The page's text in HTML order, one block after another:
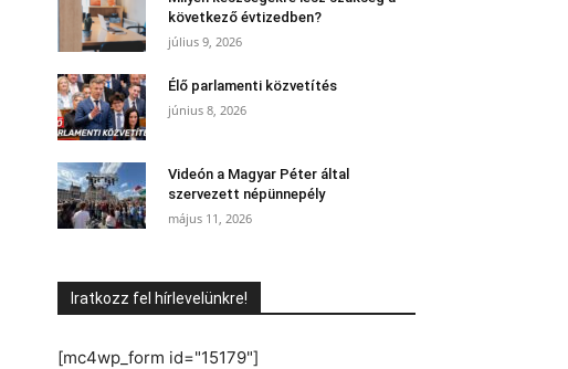
következő évtizedben?
július 9, 2026
Élő parlamenti közvetítés
június 8, 2026
Videón a Magyar Péter által
szervezett népünnepély
május 11, 2026
Iratkozz fel hírlevelünkre!
[mc4wp_form id="15179"]